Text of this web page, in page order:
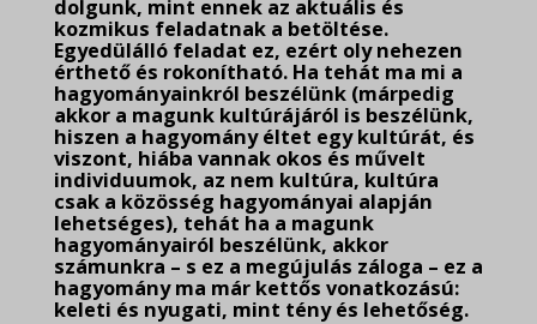
dolgunk, mint ennek az aktuális és
kozmikus feladatnak a betöltése.
Egyedülálló feladat ez, ezért oly nehezen
érthető és rokonítható. Ha tehát ma mi a
hagyományainkról beszélünk (márpedig
akkor a magunk kultúrájáról is beszélünk,
hiszen a hagyomány éltet egy kultúrát, és
viszont, hiába vannak okos és művelt
individuumok, az nem kultúra, kultúra
csak a közösség hagyományai alapján
lehetséges), tehát ha a magunk
hagyományairól beszélünk, akkor
számunkra – s ez a megújulás záloga – ez a
hagyomány ma már kettős vonatkozású:
keleti és nyugati, mint tény és lehetőség.